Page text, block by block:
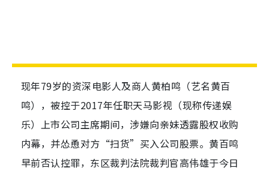
现年79岁的资深电影人及商人黄柏鸣（艺名黄百
鸣），被控于2017年任职天马影视（现称传递娱
乐）上市公司主席期间，涉嫌向亲妹透露股权收购
内幕，并怂恿对方“扫货”买入公司股票。黄百鸣
早前否认控罪，东区裁判法院裁判官高伟雄于今日